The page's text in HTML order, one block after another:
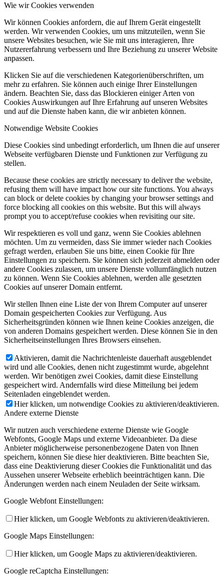
Wie wir Cookies verwenden
Wir können Cookies anfordern, die auf Ihrem Gerät eingestellt
werden. Wir verwenden Cookies, um uns mitzuteilen, wenn Sie
unsere Websites besuchen, wie Sie mit uns interagieren, Ihre
Nutzererfahrung verbessern und Ihre Beziehung zu unserer Website
anpassen.
Klicken Sie auf die verschiedenen Kategorienüberschriften, um
mehr zu erfahren. Sie können auch einige Ihrer Einstellungen
ändern. Beachten Sie, dass das Blockieren einiger Arten von
Cookies Auswirkungen auf Ihre Erfahrung auf unseren Websites
und auf die Dienste haben kann, die wir anbieten können.
Notwendige Website Cookies
Diese Cookies sind unbedingt erforderlich, um Ihnen die auf unserer
Webseite verfügbaren Dienste und Funktionen zur Verfügung zu
stellen.
Because these cookies are strictly necessary to deliver the website,
refusing them will have impact how our site functions. You always
can block or delete cookies by changing your browser settings and
force blocking all cookies on this website. But this will always
prompt you to accept/refuse cookies when revisiting our site.
Wir respektieren es voll und ganz, wenn Sie Cookies ablehnen
möchten. Um zu vermeiden, dass Sie immer wieder nach Cookies
gefragt werden, erlauben Sie uns bitte, einen Cookie für Ihre
Einstellungen zu speichern. Sie können sich jederzeit abmelden oder
andere Cookies zulassen, um unsere Dienste vollumfänglich nutzen
zu können. Wenn Sie Cookies ablehnen, werden alle gesetzten
Cookies auf unserer Domain entfernt.
Wir stellen Ihnen eine Liste der von Ihrem Computer auf unserer
Domain gespeicherten Cookies zur Verfügung. Aus
Sicherheitsgründen können wie Ihnen keine Cookies anzeigen, die
von anderen Domains gespeichert werden. Diese können Sie in den
Sicherheitseinstellungen Ihres Browsers einsehen.
Aktivieren, damit die Nachrichtenleiste dauerhaft ausgeblendet
wird und alle Cookies, denen nicht zugestimmt wurde, abgelehnt
werden. Wir benötigen zwei Cookies, damit diese Einstellung
gespeichert wird. Andernfalls wird diese Mitteilung bei jedem
Seitenladen eingeblendet werden.
Hier klicken, um notwendige Cookies zu aktivieren/deaktivieren.
Andere externe Dienste
Wir nutzen auch verschiedene externe Dienste wie Google
Webfonts, Google Maps und externe Videoanbieter. Da diese
Anbieter möglicherweise personenbezogene Daten von Ihnen
speichern, können Sie diese hier deaktivieren. Bitte beachten Sie,
dass eine Deaktivierung dieser Cookies die Funktionalität und das
Aussehen unserer Webseite erheblich beeinträchtigen kann. Die
Änderungen werden nach einem Neuladen der Seite wirksam.
Google Webfont Einstellungen:
Hier klicken, um Google Webfonts zu aktivieren/deaktivieren.
Google Maps Einstellungen:
Hier klicken, um Google Maps zu aktivieren/deaktivieren.
Google reCaptcha Einstellungen: